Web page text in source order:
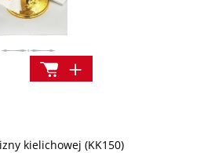
kielichowej (KK150)